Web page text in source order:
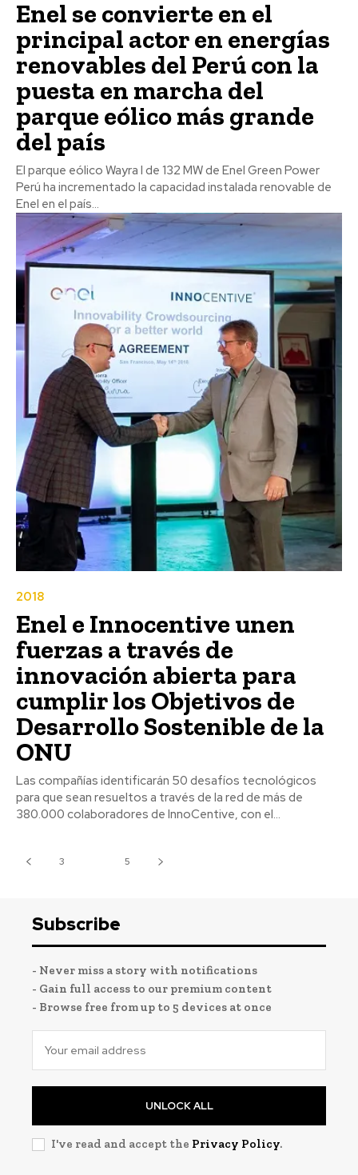
Enel se convierte en el
principal actor en energías
renovables del Perú con la
puesta en marcha del
parque eólico más grande
del país
El parque eólico Wayra I de 132 MW de Enel Green Power
Perú ha incrementado la capacidad instalada renovable de
Enel en el país...
2018
Enel e Innocentive unen
fuerzas a través de
innovación abierta para
cumplir los Objetivos de
Desarrollo Sostenible de la
ONU
Las compañías identificarán 50 desafíos tecnológicos
para que sean resueltos a través de la red de más de
380.000 colaboradores de InnoCentive, con el...
3 5
Subscribe
- Never miss a story with notifications
- Gain full access to our premium content
- Browse free from up to 5 devices at once
UNLOCK ALL
I've read and accept the Privacy Policy.